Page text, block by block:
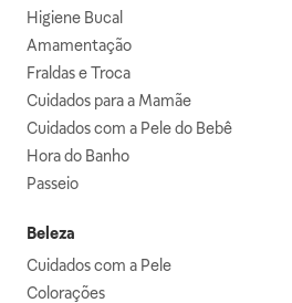
Higiene Bucal
Amamentação
Fraldas e Troca
Cuidados para a Mamãe
Cuidados com a Pele do Bebê
Hora do Banho
Passeio
Beleza
Cuidados com a Pele
Colorações